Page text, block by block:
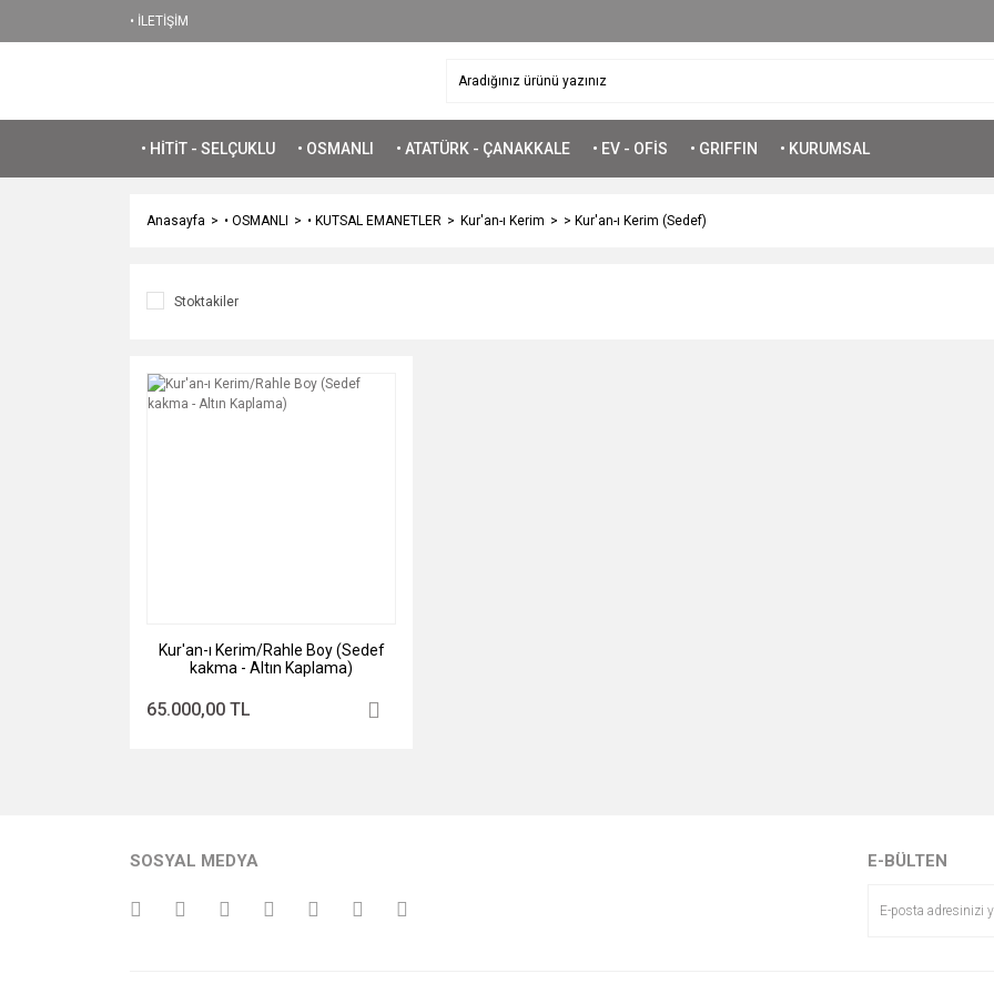
• İLETİŞİM
• HİTİT - SELÇUKLU • OSMANLI • ATATÜRK - ÇANAKKALE • EV - OFİS • GRIFFIN • KURUMSAL
Anasayfa • OSMANLI • KUTSAL EMANETLER Kur'an-ı Kerim > Kur'an-ı Kerim (Sedef)
Stoktakiler
Kur'an-ı Kerim/Rahle Boy (Sedef
kakma - Altın Kaplama)
65.000,00 TL
SOSYAL MEDYA E-BÜLTEN